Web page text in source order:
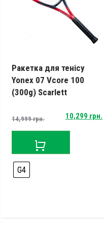
Тестові ракетки
Ракетка для тенісу
Yonex 07 Vcore 100
(300g) Scarlett
14,999грн.Original
price
was:
10,299 грн.
Current
price
is:
G4